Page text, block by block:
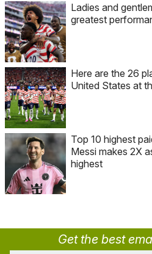
Ladies and
greatest
Here are the 26
United States at
Top 10 highest
Messi makes 2X
highest
Get the best